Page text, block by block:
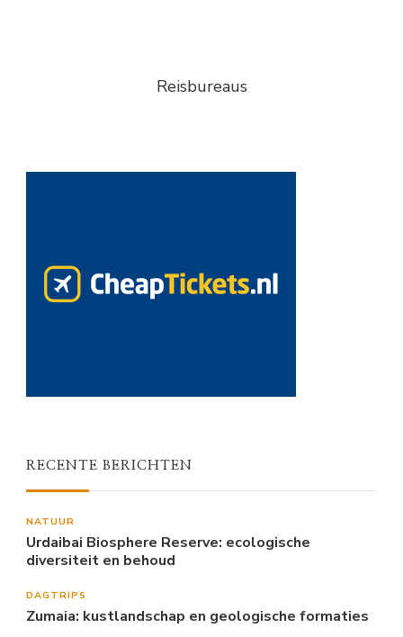
Reisbureaus
RECENTE BERICHTEN
NATUUR
Urdaibai Biosphere Reserve: ecologische
diversiteit en behoud
DAGTRIPS
Zumaia: kustlandschap en geologische formaties